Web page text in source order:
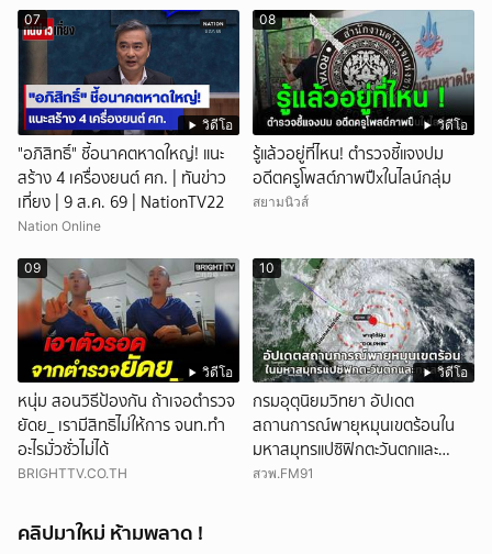
วิดีโอ
07
"อภิสิทธิ์" ชี้อนาคตหาดใหญ่! แนะ
สร้าง 4 เครื่องยนต์ ศก. | ทันข่าว
เที่ยง | 9 ส.ค. 69 | NationTV22
Nation Online
วิดีโอ
08
รู้แล้วอยู่ที่ไหน! ตำรวจชี้แจงปม
อดีตครูโพสต์ภาพปืxในไลน์กลุ่ม
สยามนิวส์
วิดีโอ
09
หนุ่ม สอนวิธีป้องกัน ถ้าเจอตำรวจ
ยัดย_ เรามีสิทธิไม่ให้การ จนท.ทำ
อะไรมั่วซั่วไม่ได้
BRIGHTTV.CO.TH
วิดีโอ
10
กรมอุตุนิยมวิทยา อัปเดต
สถานการณ์พายุหมุนเขตร้อนใน
มหาสมุทรแปซิฟิกตะวันตกและ
ทะเลจีนใต้
สวพ.FM91
คลิปมาใหม่ ห้ามพลาด !